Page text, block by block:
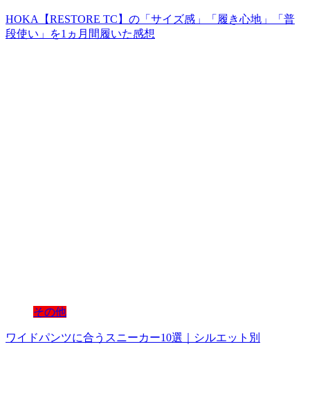
HOKA【RESTORE TC】の「サイズ感」「履き心地」「普
段使い」を1ヵ月間履いた感想
その他
ワイドパンツに合うスニーカー10選｜シルエット別